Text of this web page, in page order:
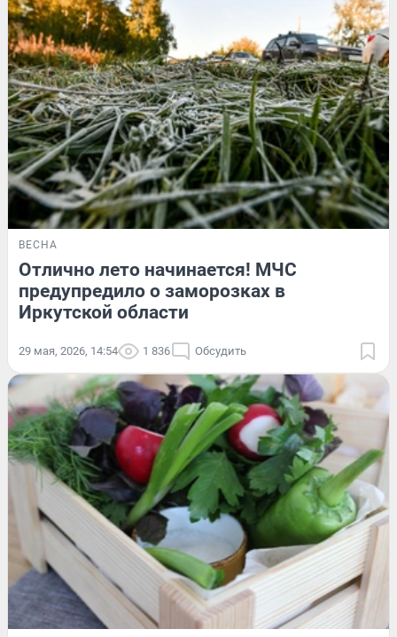
ВЕСНА
Отлично лето начинается! МЧС
предупредило о заморозках в
Иркутской области
29 мая, 2026, 14:54 1 836 Обсудить